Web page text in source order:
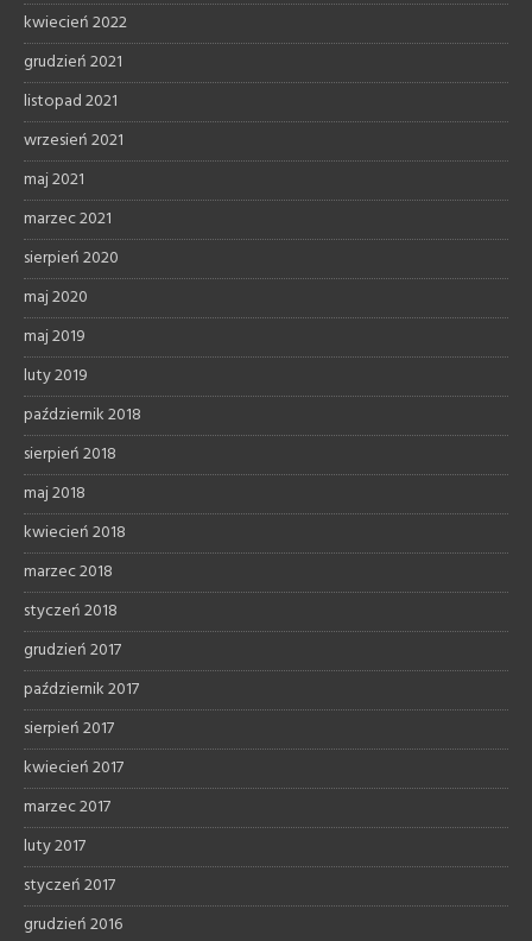
kwiecień 2022
grudzień 2021
listopad 2021
wrzesień 2021
maj 2021
marzec 2021
sierpień 2020
maj 2020
maj 2019
luty 2019
październik 2018
sierpień 2018
maj 2018
kwiecień 2018
marzec 2018
styczeń 2018
grudzień 2017
październik 2017
sierpień 2017
kwiecień 2017
marzec 2017
luty 2017
styczeń 2017
grudzień 2016